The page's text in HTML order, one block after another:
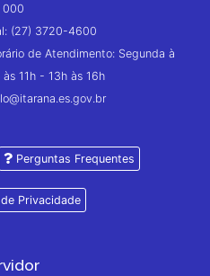
000
(27) 3720-4600
de Atendimento: Segunda à
11h - 13h às 16h
Perguntas Frequentes
Privacidade